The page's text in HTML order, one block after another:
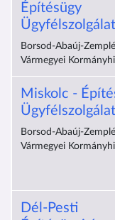
Építésügy
Ügyfélszolgálat
Borsod-Abaúj-
Vármegyei
Miskolc -
Ügyfélszolgálat
Borsod-Abaúj-
Vármegyei
Dél-Pesti